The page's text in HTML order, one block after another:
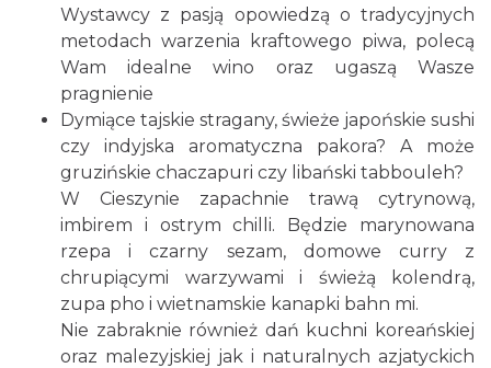
Cieszyn
2026-08-23
0.05 km
Wystawcy z pasją opowiedzą o tradycyjnych
metodach warzenia kraftowego piwa, polecą
Wam idealne wino oraz ugaszą Wasze
pragnienie
Dymiące tajskie stragany, świeże japońskie sushi
czy indyjska aromatyczna pakora? A może
gruzińskie chaczapuri czy libański tabbouleh?
W Cieszynie zapachnie trawą cytrynową,
imbirem i ostrym chilli. Będzie marynowana
rzepa i czarny sezam, domowe curry z
chrupiącymi warzywami i świeżą kolendrą,
zupa pho i wietnamskie kanapki bahn mi.
Nie zabraknie również dań kuchni koreańskiej
oraz malezyjskiej jak i naturalnych azjatyckich